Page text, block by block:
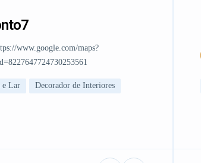
www.google.com/maps?
e Lar Decorador de Interiores